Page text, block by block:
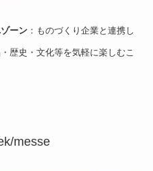
ーン：ものづくり企業と連携し
歴史・文化等を気軽に楽しむこ
messe